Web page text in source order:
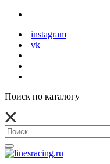
instagram
vk
|
Поиск по каталогу